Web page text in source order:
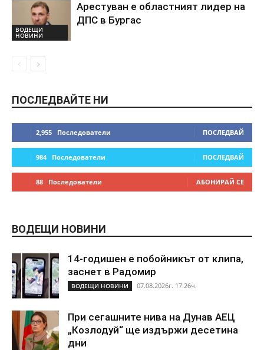
ВОДЕЩИ
НОВИНИ
Арестуван е областният лидер на
ДПС в Бургас
ПОСЛЕДВАЙТЕ НИ
2,955 Последователи ПОСЛЕДВАЙ
984 Последователи ПОСЛЕДВАЙ
88 Последователи АБОНИРАЙ СЕ
ВОДЕЩИ НОВИНИ
14-годишен е побойникът от клипа,
заснет в Радомир
ВОДЕЩИ НОВИНИ 07.08.2026г. 17:26ч.
При сегашните нива на Дунав АЕЦ
„Козлодуй“ ще издържи десетина
дни